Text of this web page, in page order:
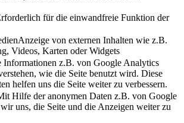
für die einwandfreie Funktion der
Anzeige von externen Inhalten wie z.B.
Videos, Karten oder Widgets
Informationen z.B. von Google Analytics
wie die Seite benutzt wird. Diese
helfen uns die Seite weiter zu verbessern.
Hilfe der anonymen Daten z.B. von Google
uns, die Seite und die Anzeigen weiter zu